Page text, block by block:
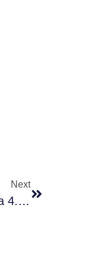
Next
IA Generativa En El Encuentro Tecnológico Burgos Industria 4.0 2025 By Aggity